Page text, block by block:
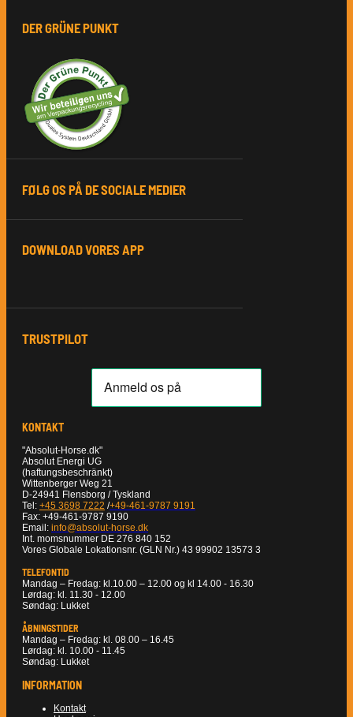
DER GRÜNE PUNKT
FØLG OS PÅ DE SOCIALE MEDIER
DOWNLOAD VORES APP
TRUSTPILOT
KONTAKT
"Absolut-Horse.dk"
Absolut Energi UG
(haftungsbeschränkt)
Wittenberger Weg 21
D-24941 Flensborg / Tyskland
Tel: +45 3698 7222 /+49-461-9787 9191
Fax: +49-461-9787 9190
Email: info@absolut-horse.dk
Int. momsnummer DE 276 840 152
Vores Globale Lokationsnr. (GLN Nr.) 43 99902 13573 3
TELEFONTID
Mandag – Fredag: kl.10.00 – 12.00 og kl 14.00 - 16.30
Lørdag: kl. 11.30 - 12.00
Søndag: Lukket
ÅBNINGSTIDER
Mandag – Fredag: kl. 08.00 – 16.45
Lørdag: kl. 10.00 - 11.45
Søndag: Lukket
INFORMATION
Kontakt